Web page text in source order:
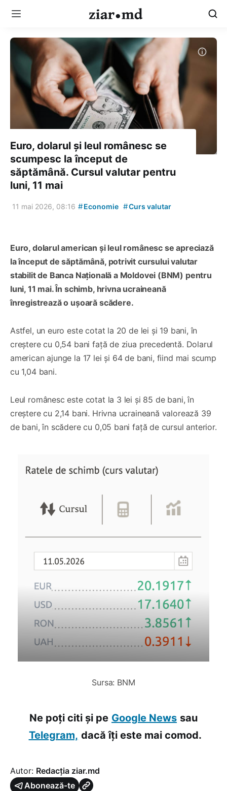
Euro, dolarul și leul românesc se
scumpesc la început de
săptămână. Cursul valutar pentru
luni, 11 mai
11 mai 2026, 08:16 #Economie #Curs valutar
Euro, dolarul american și leul românesc se apreciază
la început de săptămână, potrivit cursului valutar
stabilit de Banca Națională a Moldovei (BNM) pentru
luni, 11 mai. În schimb, hrivna ucraineană
înregistrează o ușoară scădere.
Astfel, un euro este cotat la 20 de lei și 19 bani, în
creștere cu 0,54 bani față de ziua precedentă. Dolarul
american ajunge la 17 lei și 64 de bani, fiind mai scump
cu 1,04 bani.
Leul românesc este cotat la 3 lei și 85 de bani, în
creștere cu 2,14 bani. Hrivna ucraineană valorează 39
de bani, în scădere cu 0,05 bani față de cursul anterior.
Sursa: BNM
Ne poți citi și pe Google News sau
Telegram, dacă îți este mai comod.
Autor: Redacția ziar.md
Abonează-te